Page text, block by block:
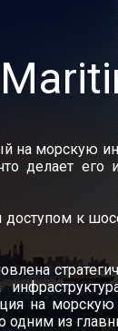
на морскую
делает его
к
на морскую
одним из